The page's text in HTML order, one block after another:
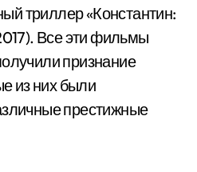
триллер «Константин:
Все эти фильмы
признание
из них были
престижные